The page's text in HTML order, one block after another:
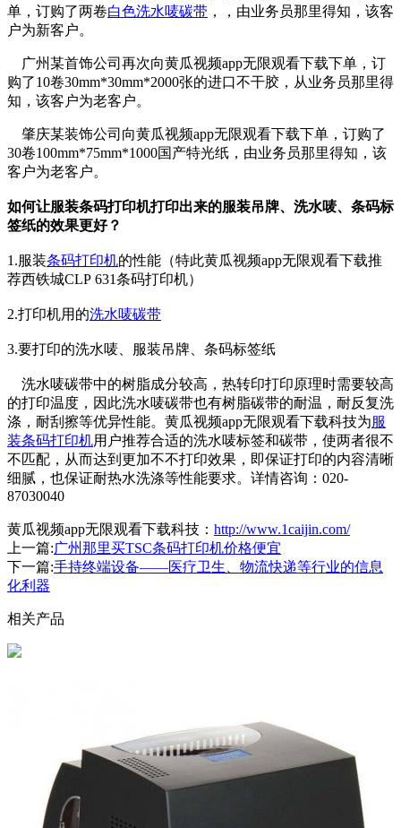
单，订购了两卷白色洗水唛碳带 ，，由业务员那里得知，该客
户为新客户。
广州某首饰公司再次向黄瓜视频app无限观看下载下单，订
购了10卷30mm*30mm*2000张的进口不干胶，从业务员那里得
知，该客户为老客户。
肇庆某装饰公司向黄瓜视频app无限观看下载下单，订购了
30卷100mm*75mm*1000国产特光纸，由业务员那里得知，该
客户为老客户。
如何让服装条码打印机打印出来的服装吊牌、洗水唛、条码标
签纸的效果更好？
1.服装条码打印机的性能（特此黄瓜视频app无限观看下载推
荐西铁城CLP 631条码打印机）
2.打印机用的洗水唛碳带
3.要打印的洗水唛、服装吊牌、条码标签纸
洗水唛碳带中的树脂成分较高，热转印打印原理时需要较高
的打印温度，因此洗水唛碳带也有树脂碳带的耐温，耐反复洗
涤，耐刮擦等优异性能。黄瓜视频app无限观看下载科技为服
装条码打印机用户推荐合适的洗水唛标签和碳带，使两者很不
不匹配，从而达到更加不不打印效果，即保证打印的内容清晰
细腻，也保证耐热水洗涤等性能要求。详情咨询：020-
87030040
黄瓜视频app无限观看下载科技： http://www.1caijin.com/
上一篇:广州那里买TSC条码打印机价格便宜
下一篇:手持终端设备——医疗卫生、物流快递等行业的信息
化利器
相关产品